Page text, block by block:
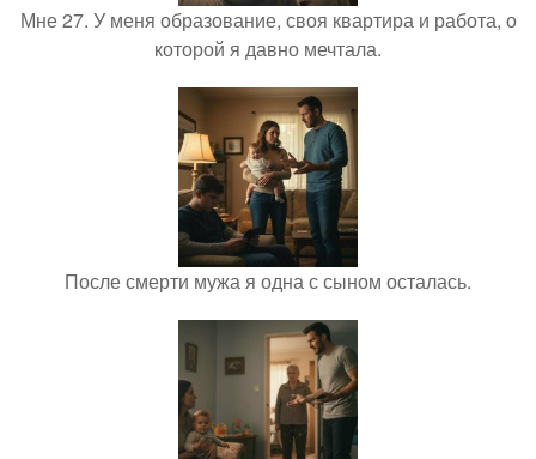
Мне 27. У меня образование, своя квартира и работа, о
которой я давно мечтала.
После смерти мужа я одна с сыном осталась.